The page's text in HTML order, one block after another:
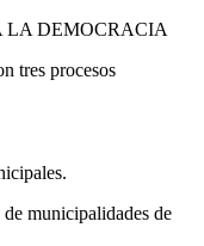
LA DEMOCRACIA
tres procesos
municipalidades de